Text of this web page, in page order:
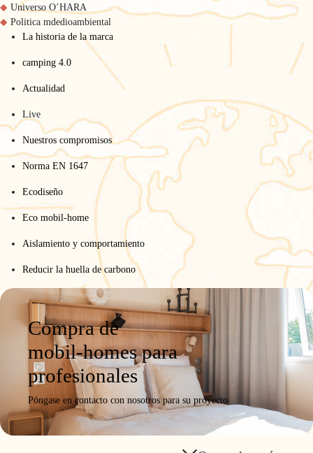
Universo O’HARA
Politica mdedioambiental
La historia de la marca
camping 4.0
Actualidad
Live
Nuestros compromisos
Norma EN 1647
Ecodiseño
Eco mobil-home
Aislamiento y comportamiento
Reducir la huella de carbono
Compra de
mobil-homes para
profesionales
Póngase en contacto con nosotros para su proyecto